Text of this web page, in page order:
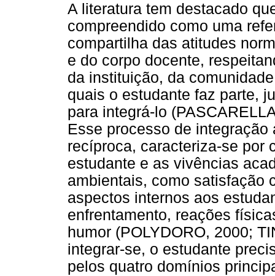
A literatura tem destacado
compreendido como uma
compartilha das atitudes
e do corpo docente,
da instituição, da
quais o estudante faz parte,
para integrá-lo
Esse processo de
recíproca, caracteriza-se por
estudante e as vivências
ambientais, como satisfação
aspectos internos aos
enfrentamento, reações
humor (POLYDORO, 2000;
integrar-se, o estudante
pelos quatro domínios